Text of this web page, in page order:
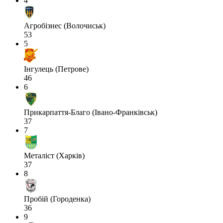
Агробізнес (Волочиськ)
53
5
Інгулець (Петрове)
46
6
Прикарпаття-Благо (Івано-Франківськ)
37
7
Металіст (Харків)
37
8
Пробій (Городенка)
36
9